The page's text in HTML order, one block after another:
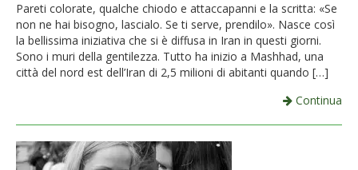
Pareti colorate, qualche chiodo e attaccapanni e la scritta: «Se
non ne hai bisogno, lascialo. Se ti serve, prendilo». Nasce così
la bellissima iniziativa che si è diffusa in Iran in questi giorni.
Sono i muri della gentilezza. Tutto ha inizio a Mashhad, una
città del nord est dell’Iran di 2,5 milioni di abitanti quando […]
Continua